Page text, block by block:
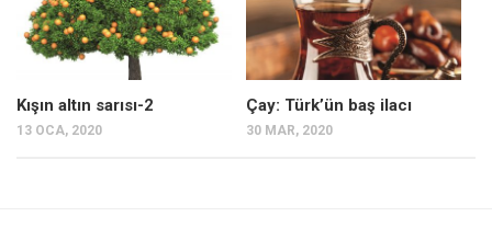
Kışın altın sarısı-2
13 OCA, 2020
Çay: Türk’ün baş ilacı
30 MAR, 2020